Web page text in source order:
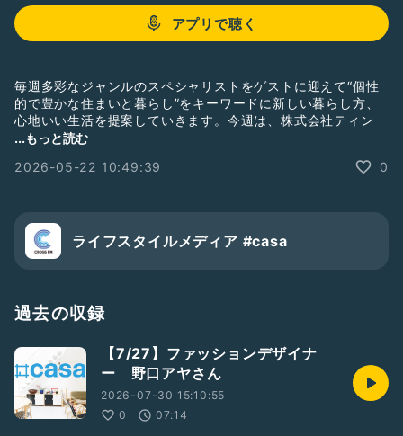
アプリで聴く
毎週多彩なジャンルのスペシャリストをゲストに迎えて“個性
的で豊かな住まいと暮らし”をキーワードに新しい暮らし方、
心地いい生活を提案していきます。今週は、株式会社ティン
代表 / 運営ブランド_ガヴィル 中村恵子さんをゲストにお迎え
...もっと読む
2026-05-22 10:49:39
0
ライフスタイルメディア #casa
過去の収録
【7/27】ファッションデザイナ
ー 野口アヤさん
2026-07-30 15:10:55
0
07:14